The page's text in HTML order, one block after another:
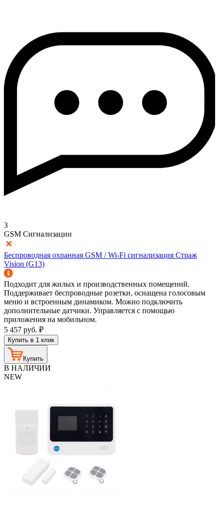
3
GSM Сигнализации
Беспроводная охранная GSM / Wi-Fi сигнализация Страж
Vision (G13)
Подходит для жилых и производственных помещений.
Поддерживает беспроводные розетки, оснащена голосовым
меню и встроенным динамиком. Можно подключить
дополнительные датчики. Управляется с помощью
приложения на мобильном.
5 457 руб. ₽
Купить в 1 клик
Купить
В НАЛИЧИИ
NEW